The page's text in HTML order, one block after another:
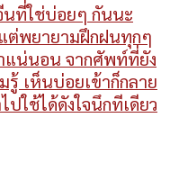
นที่ใช่บ่อยๆ กันนะ
ต่พยายามฝึกฝนทุกๆ
แน่นอน จากศัพท์ที่ยัง
รู้ เห็นบ่อยเข้าก็กลาย
ใช้ได้ดังใจนึกทีเดียว